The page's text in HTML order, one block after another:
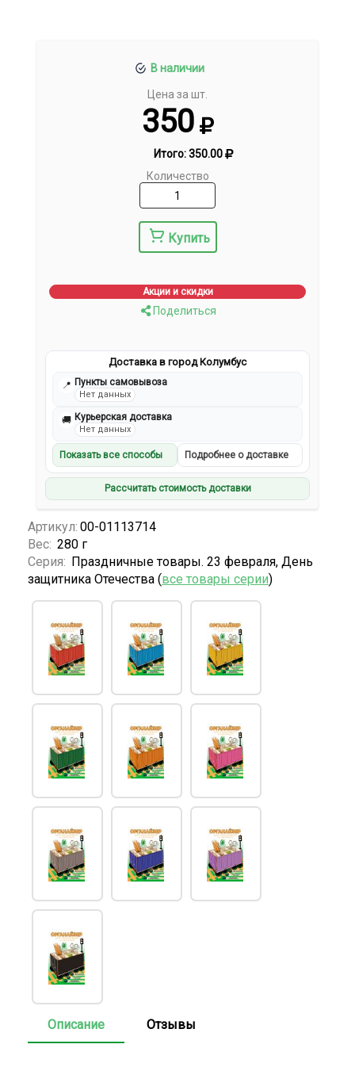
В наличии
Цена за шт.
350
Итого:350.00
Количество
Купить
Акции и скидки
Поделиться
Доставка в город Колумбус
📍 Пункты самовывоза
Нет данных
🚚 Курьерская доставка
Нет данных
Показать все способы Подробнее о доставке
Рассчитать стоимость доставки
Артикул: 00-01113714
Вес: 280 г
Серия: Праздничные товары. 23 февраля, День
защитника Отечества (все товары серии)
Описание Отзывы